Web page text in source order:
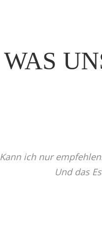
WAS
Kann ich nur
Und das